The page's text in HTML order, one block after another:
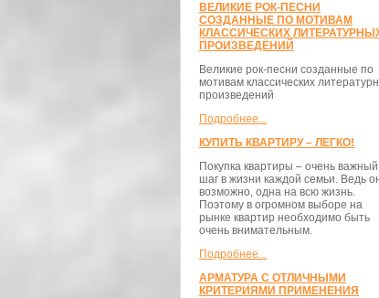
ВЕЛИКИЕ РОК-ПЕСНИ
СОЗДАННЫЕ ПО МОТИВАМ
КЛАССИЧЕСКИХ
ПРОИЗВЕДЕНИЙ
Великие рок-песни созданные по
мотивам классических
произведений
Подробнее...
КУПИТЬ КВАРТИРУ – ЛЕГКО!
Покупка квартиры – очень важный
шаг в жизни каждой семьи. Ведь
возможно, одна на всю жизнь.
Поэтому в огромном выборе на
рынке квартир необходимо быть
очень внимательным.
Подробнее...
АРМАТУРА С ОТЛИЧНЫМИ
КРИТЕРИЯМИ ПРИМЕНЕНИЯ